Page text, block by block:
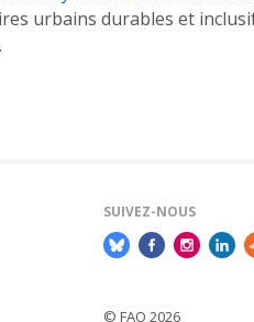
urbains durables et
SUIVEZ-NOUS
© FAO 2026